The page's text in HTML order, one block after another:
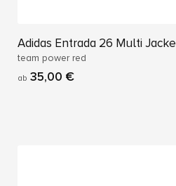
Adidas Entrada 26 Multi Jacke
team power red
ab 35,00 €